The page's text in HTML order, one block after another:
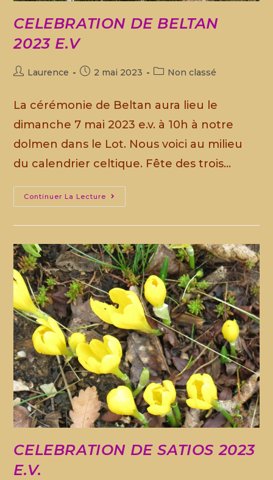
CELEBRATION DE BELTAN
2023 E.V
Laurence 2 mai 2023 Non classé
La cérémonie de Beltan aura lieu le
dimanche 7 mai 2023 e.v. à 10h à notre
dolmen dans le Lot. Nous voici au milieu
du calendrier celtique. Fête des trois…
Continuer La Lecture
CELEBRATION DE SATIOS 2023
E.V.